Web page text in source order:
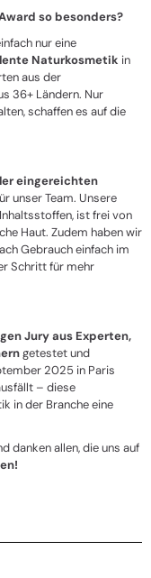
so besonders?
nur eine
Naturkosmetik in
aus der
36+ Ländern. Nur
schaffen es auf die
eingereichten
unser Team. Unsere
ist frei von
Haut. Zudem haben wir
Gebrauch einfach im
Schritt für mehr
Jury aus Experten,
getestet und
2025 in Paris
– diese
in der Branche eine
danken allen, die uns auf